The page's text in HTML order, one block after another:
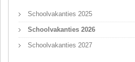
Schoolvakanties 2025
Schoolvakanties 2026
Schoolvakanties 2027